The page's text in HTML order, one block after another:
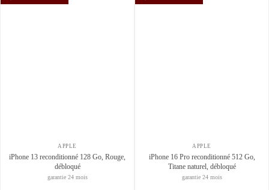
APPLE
iPhone 13 reconditionné 128 Go, Rouge,
débloqué
garantie 24 mois
APPLE
iPhone 16 Pro reconditionné 512 Go,
Titane naturel, débloqué
garantie 24 mois